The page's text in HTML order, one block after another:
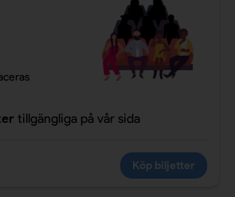
tillgängliga på vår sida
Köp biljetter